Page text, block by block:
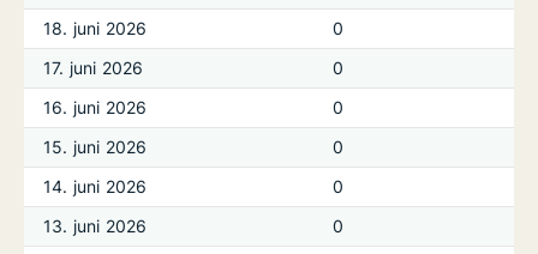
18. juni 2026
0
17. juni 2026
0
16. juni 2026
0
15. juni 2026
0
14. juni 2026
0
13. juni 2026
0